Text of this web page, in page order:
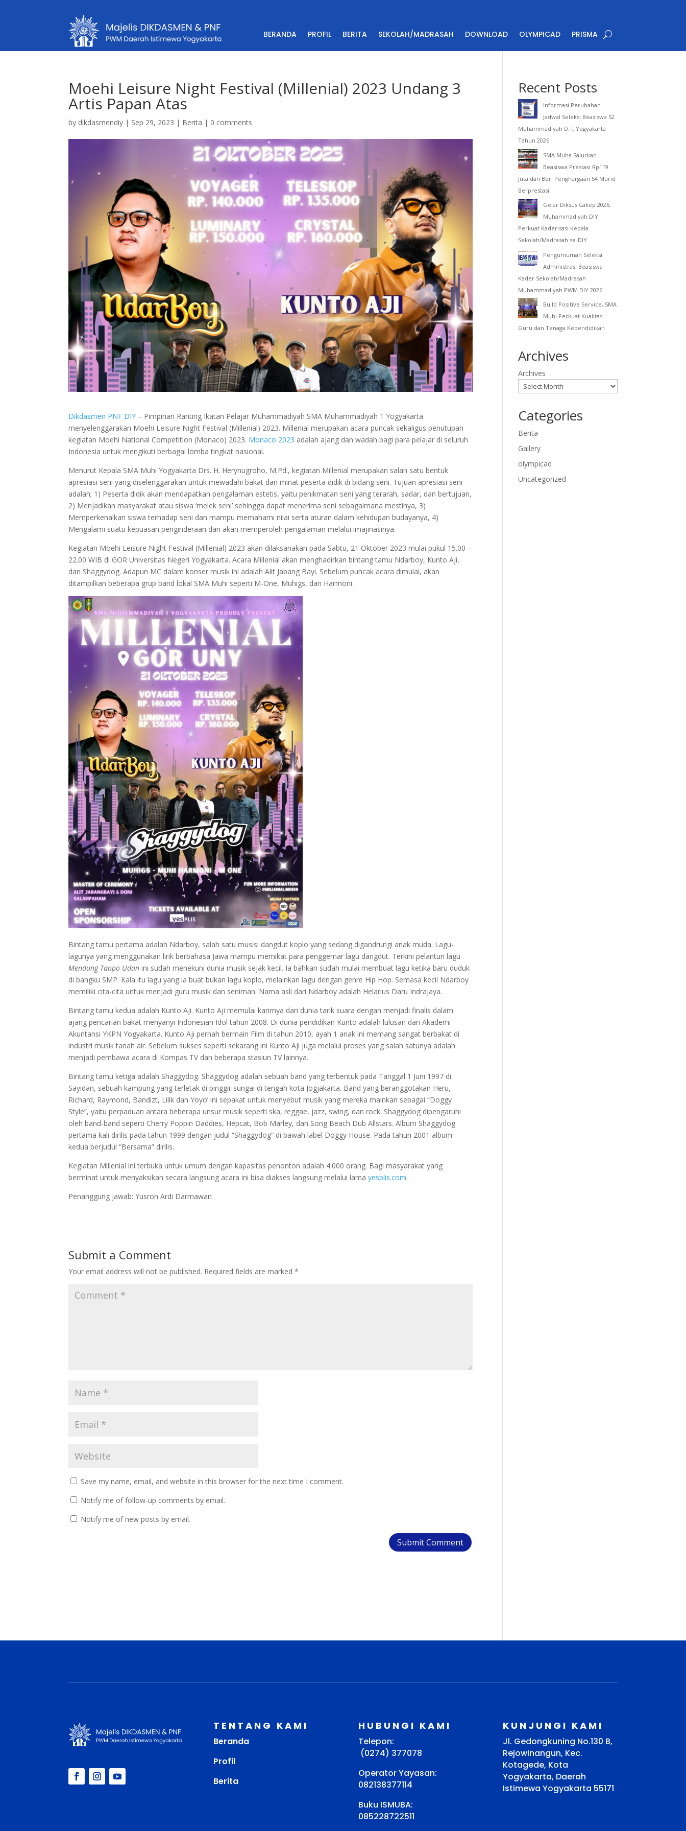
BERANDA PROFIL BERITA SEKOLAH/MADRASAH DOWNLOAD OLYMPICAD PRISMA
Moehi Leisure Night Festival (Millenial) 2023 Undang 3
Artis Papan Atas
by dikdasmendiy | Sep 29, 2023 | Berita | 0 comments
Dikdasmen PNF DIY – Pimpinan Ranting Ikatan Pelajar Muhammadiyah SMA Muhammadiyah 1 Yogyakarta
menyelenggarakan Moehi Leisure Night Festival (Millenial) 2023. Millenial merupakan acara puncak sekaligus penutupan
kegiatan Moehi National Competition (Monaco) 2023. Monaco 2023 adalah ajang dan wadah bagi para pelajar di seluruh
Indonesia untuk mengikuti berbagai lomba tingkat nasional.
Menurut Kepala SMA Muhi Yogyakarta Drs. H. Herynugroho, M.Pd., kegiatan Millenial merupakan salah satu bentuk
apresiasi seni yang diselenggarakan untuk mewadahi bakat dan minat peserta didik di bidang seni. Tujuan apresiasi seni
adalah; 1) Peserta didik akan mendapatkan pengalaman estetis, yaitu penikmatan seni yang terarah, sadar, dan bertujuan,
2) Menjadikan masyarakat atau siswa ‘melek seni’ sehingga dapat menerima seni sebagaimana mestinya, 3)
Memperkenalkan siswa terhadap seni dan mampu memahami nilai serta aturan dalam kehidupan budayanya, 4)
Mengalami suatu kepuasan penginderaan dan akan memperoleh pengalaman melalui imajinasinya.
Kegiatan Moehi Leisure Night Festival (Millenial) 2023 akan dilaksanakan pada Sabtu, 21 Oktober 2023 mulai pukul 15.00 –
22.00 WIB di GOR Universitas Negeri Yogyakarta. Acara Millenial akan menghadirkan bintang tamu Ndarboy, Kunto Aji,
dan Shaggydog. Adapun MC dalam konser musik ini adalah Alit Jabang Bayi. Sebelum puncak acara dimulai, akan
ditampilkan beberapa grup band lokal SMA Muhi seperti M-One, Muhigs, dan Harmoni.
Bintang tamu pertama adalah Ndarboy, salah satu musisi dangdut koplo yang sedang digandrungi anak muda. Lagu-
lagunya yang menggunakan lirik berbahasa Jawa mampu memikat para penggemar lagu dangdut. Terkini pelantun lagu
Mendung Tanpo Udan ini sudah menekuni dunia musik sejak kecil. Ia bahkan sudah mulai membuat lagu ketika baru duduk
di bangku SMP. Kala itu lagu yang ia buat bukan lagu koplo, melainkan lagu dengan genre Hip Hop. Semasa kecil Ndarboy
memiliki cita-cita untuk menjadi guru musik dan seniman. Nama asli dari Ndarboy adalah Helarius Daru Indrajaya.
Bintang tamu kedua adalah Kunto Aji. Kunto Aji memulai karirnya dari dunia tarik suara dengan menjadi finalis dalam
ajang pencarian bakat menyanyi Indonesian Idol tahun 2008. Di dunia pendidikan Kunto adalah lulusan dari Akademi
Akuntansi YKPN Yogyakarta. Kunto Aji pernah bermain Film di tahun 2010, ayah 1 anak ini memang sangat berbakat di
industri musik tanah air. Sebelum sukses seperti sekarang ini Kunto Aji juga melalui proses yang salah satunya adalah
menjadi pembawa acara di Kompas TV dan beberapa stasiun TV lainnya.
Bintang tamu ketiga adalah Shaggydog. Shaggydog adalah sebuah band yang terbentuk pada Tanggal 1 Juni 1997 di
Sayidan, sebuah kampung yang terletak di pinggir sungai di tengah kota Jogjakarta. Band yang beranggotakan Heru,
Richard, Raymond, Bandizt, Lilik dan Yoyo’ ini sepakat untuk menyebut musik yang mereka mainkan sebagai “Doggy
Style”, yaitu perpaduan antara beberapa unsur musik seperti ska, reggae, jazz, swing, dan rock. Shaggydog dipengaruhi
oleh band-band seperti Cherry Poppin Daddies, Hepcat, Bob Marley, dan Song Beach Dub Allstars. Album Shaggydog
pertama kali dirilis pada tahun 1999 dengan judul “Shaggydog” di bawah label Doggy House. Pada tahun 2001 album
kedua berjudul “Bersama” dirilis.
Kegiatan Millenial ini terbuka untuk umum dengan kapasitas penonton adalah 4.000 orang. Bagi masyarakat yang
berminat untuk menyaksikan secara langsung acara ini bisa diakses langsung melalui lamayesplis.com.
Penanggung jawab: Yusron Ardi Darmawan
Submit a Comment
Your email address will not be published. Required fields are marked*
Save my name, email, and website in this browser for the next time I comment.
Notify me of follow-up comments by email.
Notify me of new posts by email.
Recent Posts
Informasi Perubahan
Jadwal Seleksi Beasiswa S2
Muhammadiyah D. I. Yogyakarta
Tahun 2026
SMA Muha Salurkan
Beasiswa Prestasi Rp119
Juta dan Beri Penghargaan 54 Murid
Berprestasi
Gelar Diksus Cakep 2026,
Muhammadiyah DIY
Perkuat Kaderisasi Kepala
Sekolah/Madrasah se-DIY
Pengumuman Seleksi
Administrasi Beasiswa
Kader Sekolah/Madrasah
Muhammadiyah PWM DIY 2026
Build Positive Service, SMA
Muhi Perkuat Kualitas
Guru dan Tenaga Kependidikan
Archives
Archives
Categories
Berita
Gallery
olympicad
Uncategorized
TENTANG KAMI
Beranda
Profil
Berita
HUBUNGI KAMI
Telepon:
(0274) 377078
Operator Yayasan:
082138377114
Buku ISMUBA:
085228722511
KUNJUNGI KAMI
Jl. Gedongkuning No.130 B,
Rejowinangun, Kec.
Kotagede, Kota
Yogyakarta, Daerah
Istimewa Yogyakarta 55171